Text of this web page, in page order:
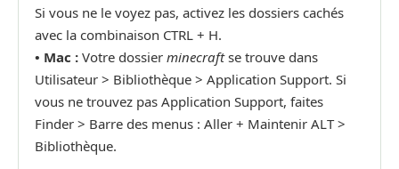
Si vous ne le voyez pas, activez les dossiers cachés
avec la combinaison CTRL + H.
• Mac : Votre dossier minecraftse trouve dans
Utilisateur > Bibliothèque > Application Support. Si
vous ne trouvez pas Application Support, faites
Finder > Barre des menus : Aller + Maintenir ALT >
Bibliothèque.